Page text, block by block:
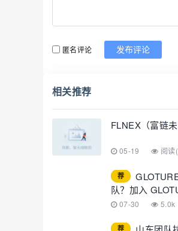
匿名评论 发布评论
相关推荐
FLNEX（富链
05-19 阅读
荐
队？加入
07-30 5.0k
荐